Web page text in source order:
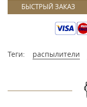
БЫСТРЫЙ ЗАКАЗ
Теги: распылители